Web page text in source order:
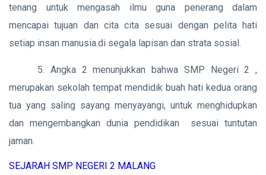
tenang untuk mengasah ilmu guna penerang dalam
mencapai tujuan dan cita cita sesuai dengan pelita hati
setiap insan manusia.di segala lapisan dan strata sosial.
5. Angka 2 menunjukkan bahwa SMP Negeri 2 ,
merupakan sekolah tempat mendidik buah hati kedua orang
tua yang saling sayang menyayangi, untuk menghidupkan
dan mengembangkan dunia pendidikan sesuai tuntutan
jaman.
SEJARAH SMP NEGERI 2 MALANG